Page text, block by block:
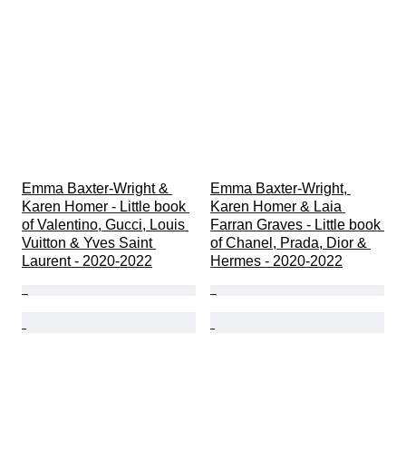
Emma Baxter-Wright &
Karen Homer - Little book
of Valentino, Gucci, Louis
Vuitton & Yves Saint
Laurent - 2020-2022
Emma Baxter-Wright,
Karen Homer & Laia
Farran Graves - Little book
of Chanel, Prada, Dior &
Hermes - 2020-2022